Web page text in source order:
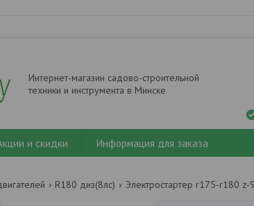
Интернет-магазин садово-строительной
техники и инструмента в Минске
и скидки Информация для заказа
R180 диз(8лс) Электростартер r175-r180 z-9